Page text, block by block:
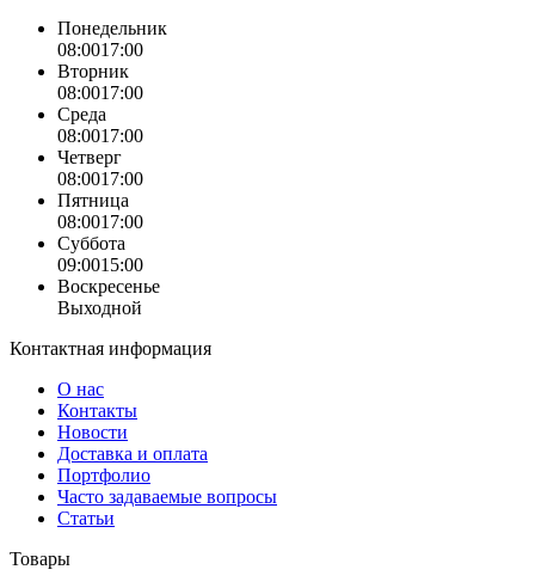
Понедельник
08:0017:00
Вторник
08:0017:00
Среда
08:0017:00
Четверг
08:0017:00
Пятница
08:0017:00
Суббота
09:0015:00
Воскресенье
Выходной
Контактная информация
О нас
Контакты
Новости
Доставка и оплата
Портфолио
Часто задаваемые вопросы
Статьи
Товары